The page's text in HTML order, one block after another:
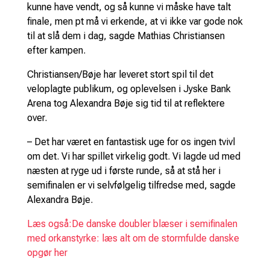
kunne have vendt, og så kunne vi måske have talt
finale, men pt må vi erkende, at vi ikke var gode nok
til at slå dem i dag, sagde Mathias Christiansen
efter kampen.
Christiansen/Bøje har leveret stort spil til det
veloplagte publikum, og oplevelsen i Jyske Bank
Arena tog Alexandra Bøje sig tid til at reflektere
over.
– Det har været en fantastisk uge for os ingen tvivl
om det. Vi har spillet virkelig godt. Vi lagde ud med
næsten at ryge ud i første runde, så at stå her i
semifinalen er vi selvfølgelig tilfredse med, sagde
Alexandra Bøje.
Læs også:De danske doubler blæser i semifinalen
med orkanstyrke: læs alt om de stormfulde danske
opgør her